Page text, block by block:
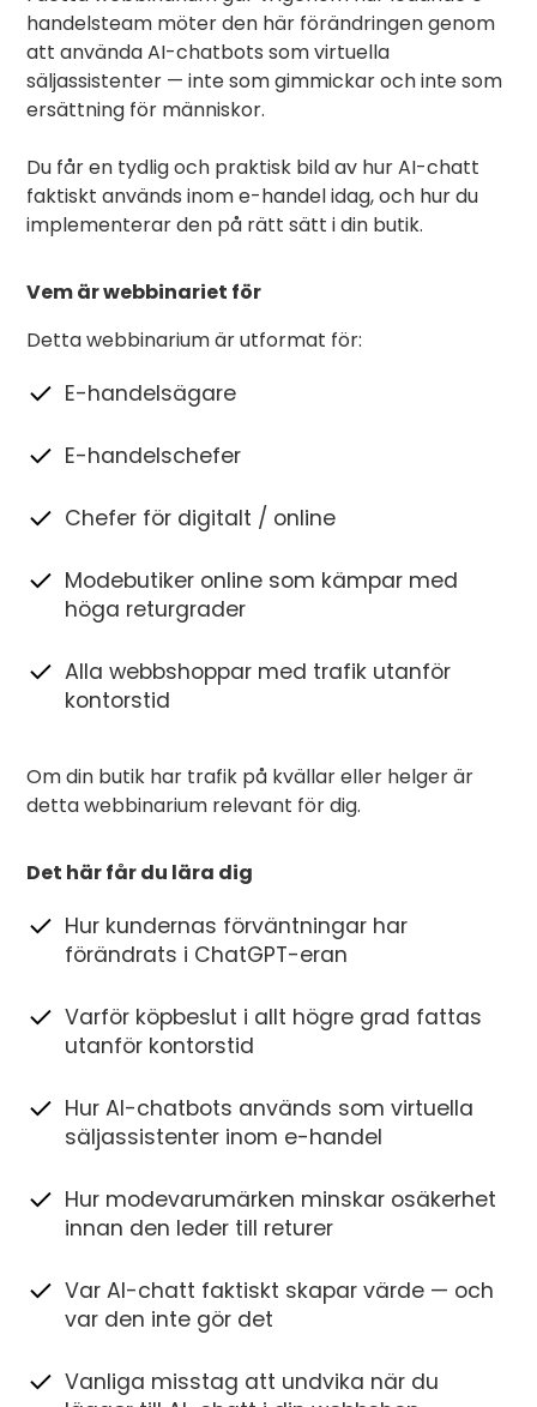
handelsteam möter den här förändringen genom
att använda AI-chatbots som virtuella
säljassistenter — inte som gimmickar och inte som
ersättning för människor.
Du får en tydlig och praktisk bild av hur AI-chatt
faktiskt används inom e-handel idag, och hur du
implementerar den på rätt sätt i din butik.
Vem är webbinariet för
Detta webbinarium är utformat för:
E-handelsägare
E-handelschefer
Chefer för digitalt / online
Modebutiker online som kämpar med
höga returgrader
Alla webbshoppar med trafik utanför
kontorstid
Om din butik har trafik på kvällar eller helger är
detta webbinarium relevant för dig.
Det här får du lära dig
Hur kundernas förväntningar har
förändrats i ChatGPT-eran
Varför köpbeslut i allt högre grad fattas
utanför kontorstid
Hur AI-chatbots används som virtuella
säljassistenter inom e-handel
Hur modevarumärken minskar osäkerhet
innan den leder till returer
Var AI-chatt faktiskt skapar värde — och
var den inte gör det
Vanliga misstag att undvika när du